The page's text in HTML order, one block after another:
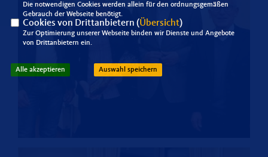
Die notwendigen Cookies werden allein für den ordnungsgemäßen
Gebrauch der Webseite benötigt.
Cookies von Drittanbietern (Übersicht)
Zur Optimierung unserer Webseite binden wir Dienste und Angebote
von Drittanbietern ein.
Alle akzeptieren Auswahl speichern